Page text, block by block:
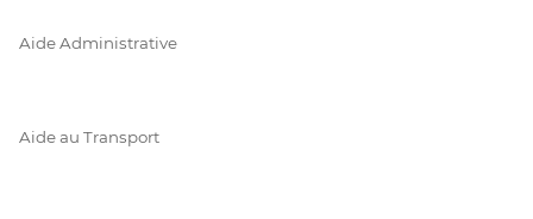
Aide Administrative
Aide au Transport